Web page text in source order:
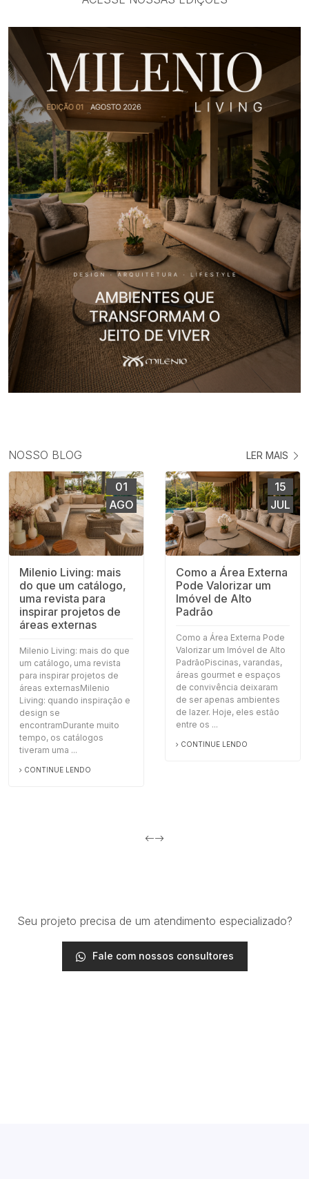
NOSSO BLOG LER MAIS
01
AGO
Milenio Living: mais
do que um catálogo,
uma revista para
inspirar projetos de
áreas externas
Milenio Living: mais do que
um catálogo, uma revista
para inspirar projetos de
áreas externasMilenio
Living: quando inspiração e
design se
encontramDurante muito
tempo, os catálogos
tiveram uma ...
CONTINUE LENDO
15
JUL
Como a Área Externa
Pode Valorizar um
Imóvel de Alto
Padrão
Como a Área Externa Pode
Valorizar um Imóvel de Alto
PadrãoPiscinas, varandas,
áreas gourmet e espaços
de convivência deixaram
de ser apenas ambientes
de lazer. Hoje, eles estão
entre os ...
CONTINUE LENDO
Seu projeto precisa de um atendimento especializado?
Fale com nossos consultores